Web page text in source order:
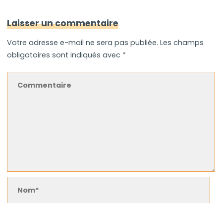
Laisser un commentaire
Votre adresse e-mail ne sera pas publiée. Les champs
obligatoires sont indiqués avec *